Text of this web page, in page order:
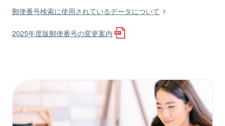
郵便番号検索に使用されているデータについて
2025年度版郵便番号の変更案内